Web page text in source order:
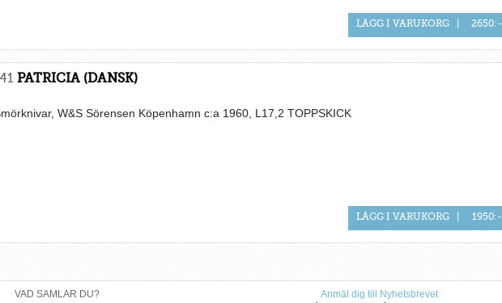
LÄGG I VARUKORG 2650:-
PATRICIA (DANSK)
W&S Sörensen Köpenhamn c:a 1960, L17,2 TOPPSKICK
LÄGG I VARUKORG 1950:-
VAD SAMLAR DU?
Anmäl dig till Nyhetsbrevet